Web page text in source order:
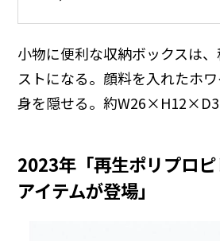
小物に便利な収納ボックスは
ストになる。顔料を入れたホ
身を隠せる。約
2023年「再生ポリプロ
アイテムが登場」